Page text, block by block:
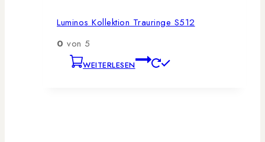
Luminos Kollektion Trauringe S512
0 von 5
WEITERLESEN